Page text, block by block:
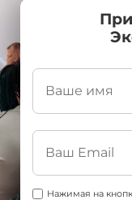
Нажимая на